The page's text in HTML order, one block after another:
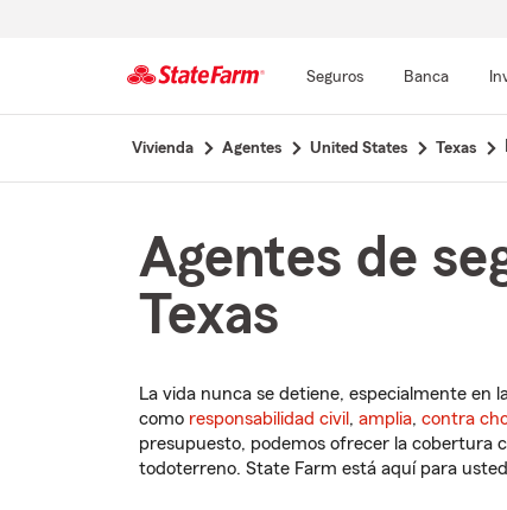
Seguros Banca
Vivienda Agentes United States Texas
Agentes de
Texas
La vida nunca se detiene, especialmente en
como responsabilidad civil , amplia, contra
presupuesto, podemos ofrecer la cobertura
todoterreno. State Farm está aquí para